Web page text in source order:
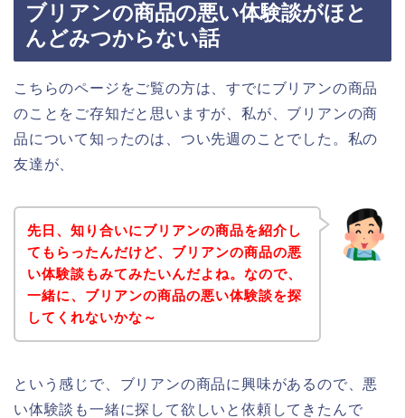
ブリアンの商品の悪い体験談がほと
んどみつからない話
こちらのページをご覧の方は、すでにブリアンの商品
のことをご存知だと思いますが、私が、ブリアンの商
品について知ったのは、つい先週のことでした。私の
友達が、
先日、知り合いにブリアンの商品を紹介し
てもらったんだけど、ブリアンの商品の悪
い体験談もみてみたいんだよね。なので、
一緒に、ブリアンの商品の悪い体験談を探
してくれないかな～
という感じで、ブリアンの商品に興味があるので、悪
い体験談も一緒に探して欲しいと依頼してきたんで